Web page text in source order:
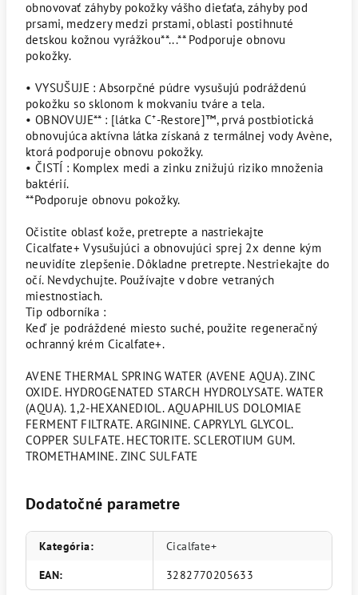
obnovovať záhyby pokožky vášho dieťaťa, záhyby pod
prsami, medzery medzi prstami, oblasti postihnuté
detskou kožnou vyrážkou**...** Podporuje obnovu
pokožky.
• VYSUŠUJE : Absorpčné púdre vysušujú podráždenú
pokožku so sklonom k mokvaniu tváre a tela.
• OBNOVUJE** : [látka C⁺-Restore]™, prvá postbiotická
obnovujúca aktívna látka získaná z termálnej vody Avène,
ktorá podporuje obnovu pokožky.
• ČISTÍ : Komplex medi a zinku znižujú riziko množenia
baktérií.
**Podporuje obnovu pokožky.
Očistite oblasť kože, pretrepte a nastriekajte
Cicalfate+ Vysušujúci a obnovujúci sprej 2x denne kým
neuvidíte zlepšenie. Dôkladne pretrepte. Nestriekajte do
očí. Nevdychujte. Používajte v dobre vetraných
miestnostiach.
Tip odborníka :
Keď je podráždené miesto suché, použite regeneračný
ochranný krém Cicalfate+.
AVENE THERMAL SPRING WATER (AVENE AQUA). ZINC
OXIDE. HYDROGENATED STARCH HYDROLYSATE. WATER
(AQUA). 1,2-HEXANEDIOL. AQUAPHILUS DOLOMIAE
FERMENT FILTRATE. ARGININE. CAPRYLYL GLYCOL.
COPPER SULFATE. HECTORITE. SCLEROTIUM GUM.
TROMETHAMINE. ZINC SULFATE
Dodatočné parametre
Kategória:
Cicalfate+
EAN: 3282770205633